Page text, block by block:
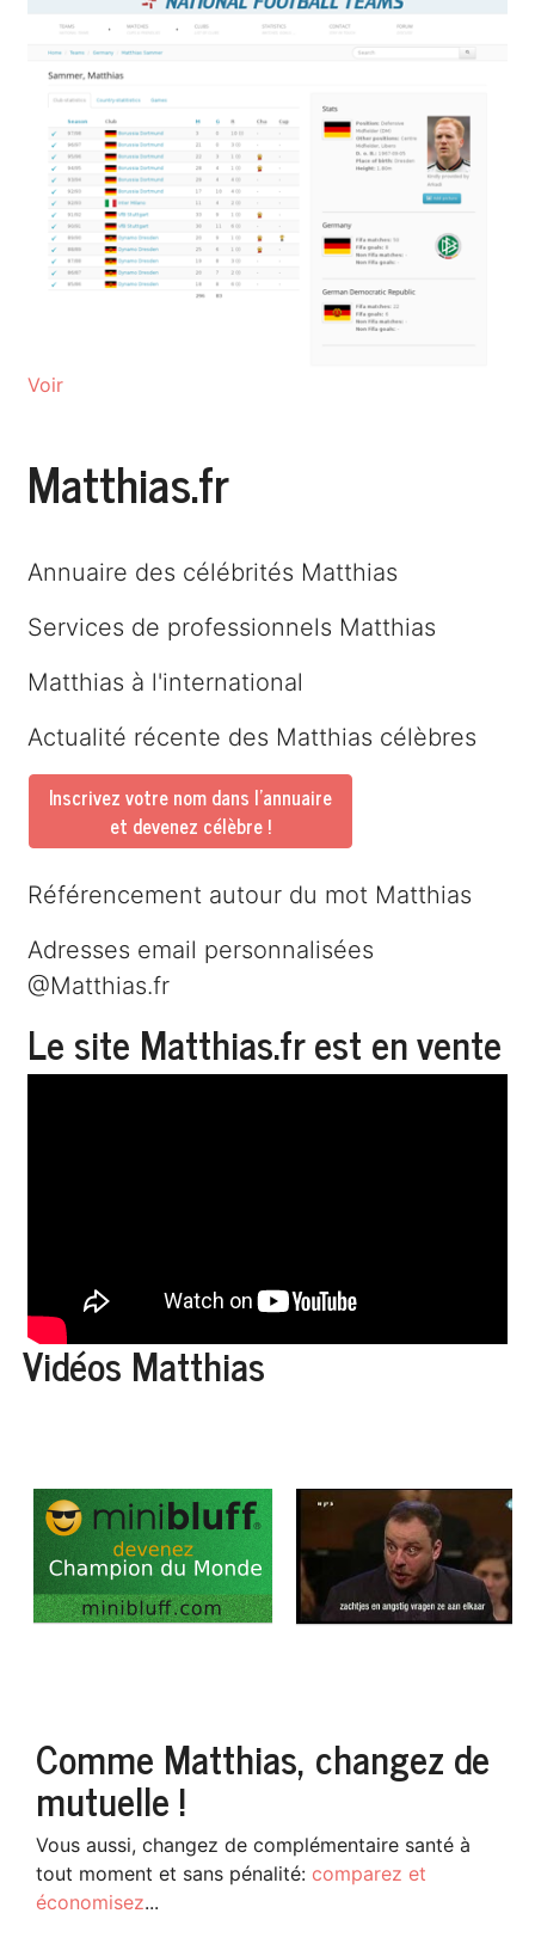
Voir
Matthias.fr
Annuaire des célébrités Matthias
Services de professionnels Matthias
Matthias à l'international
Actualité récente des Matthias célèbres
Inscrivez votre nom dans l'annuaire
et devenez célèbre !
Référencement autour du mot Matthias
Adresses email personnalisées
@Matthias.fr
Le site Matthias.fr est en vente
Vidéos Matthias
Comme Matthias, changez de
mutuelle !
Vous aussi, changez de complémentaire santé à
tout moment et sans pénalité: comparez et
économisez...